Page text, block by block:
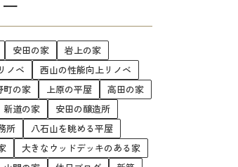
安田の家
岩上の家
ノベ
西山の性能向上リノベ
町の家 上原の平屋
高田の家
新道の家
安田の醸造所
所
八石山を眺める平屋
大きなウッドデッキのある家